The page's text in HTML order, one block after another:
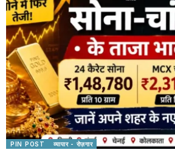
PIN POST व्यापार - रोज़गार